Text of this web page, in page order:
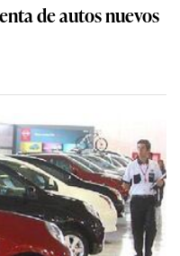
de autos nuevos